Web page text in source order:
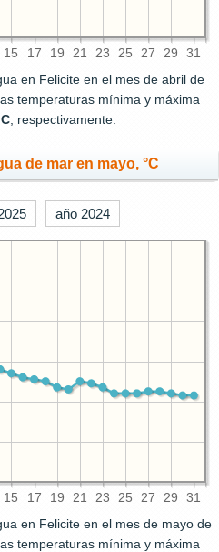
15 17 19 21 23 25 27 29 31
en Felicite en el mes de abril de
temperaturas mínima y máxima
, respectivamente.
de mar en mayo, °C
año 2024
15 17 19 21 23 25 27 29 31
en Felicite en el mes de mayo de
temperaturas mínima y máxima